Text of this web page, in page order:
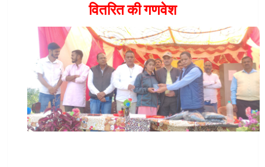
वितरित की गणवेश